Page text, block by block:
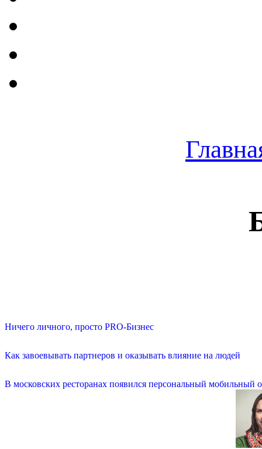
Ничего личного, просто PRO-Бизнес
Как завоевывать партнеров и оказывать влияние на людей
В московских ресторанах появился персональный мобильный